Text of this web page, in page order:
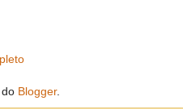
Blogger.